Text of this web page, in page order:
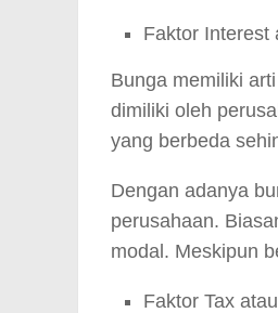
Faktor Interest
Bunga memiliki
dimiliki oleh
yang berbeda
Dengan adanya
perusahaan.
modal. Meskipun
Faktor Tax